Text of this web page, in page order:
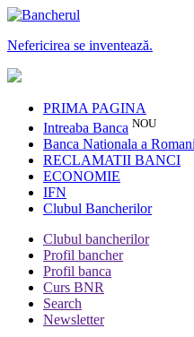
Nefericirea se inventează.
PRIMA PAGINA
Intreaba Banca NOU
Banca Nationala a
RECLAMATII BANCI
ECONOMIE
IFN
Clubul Bancherilor
Clubul bancherilor
Profil bancher
Profil banca
Curs BNR
Search
Newsletter